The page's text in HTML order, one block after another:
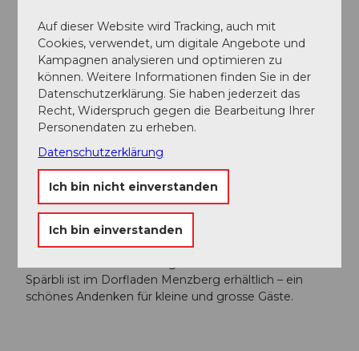
PP Menznau: Rickenhalle Gratis, Fahrdauer mit dem
Postauto 22 Minuten.
PP Menzberg: Schmittenwald (vor Dorfeingang) und
Schulhausplatz (unterhalb der Kirche) sind
ausgeschildert.
Facebook
Weitere Infos
Neu sind alle Strandkörbe mit Solarpanels
ausgestattet.
Spärbli ist im Dorfladen Menzberg erhältlich – ein
schönes Andenken für kleine und grosse Gäste.
Auf dieser Website wird Tracking, auch mit
Cookies, verwendet, um digitale Angebote und
Kampagnen analysieren und optimieren zu
können. Weitere Informationen finden Sie in der
Datenschutzerklärung. Sie haben jederzeit das
Recht, Widerspruch gegen die Bearbeitung Ihrer
Personendaten zu erheben.
Datenschutzerklärung
Ich bin nicht einverstanden
Ich bin einverstanden